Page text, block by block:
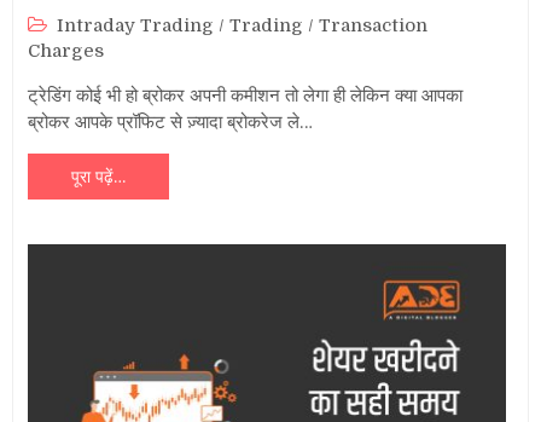
Intraday Trading /Trading /Transaction
Charges
ट्रेडिंग कोई भी हो ब्रोकर अपनी कमीशन तो लेगा ही लेकिन क्या आपका
ब्रोकर आपके प्रॉफिट से ज़्यादा ब्रोकरेज ले…
पूरा पढ़ें…